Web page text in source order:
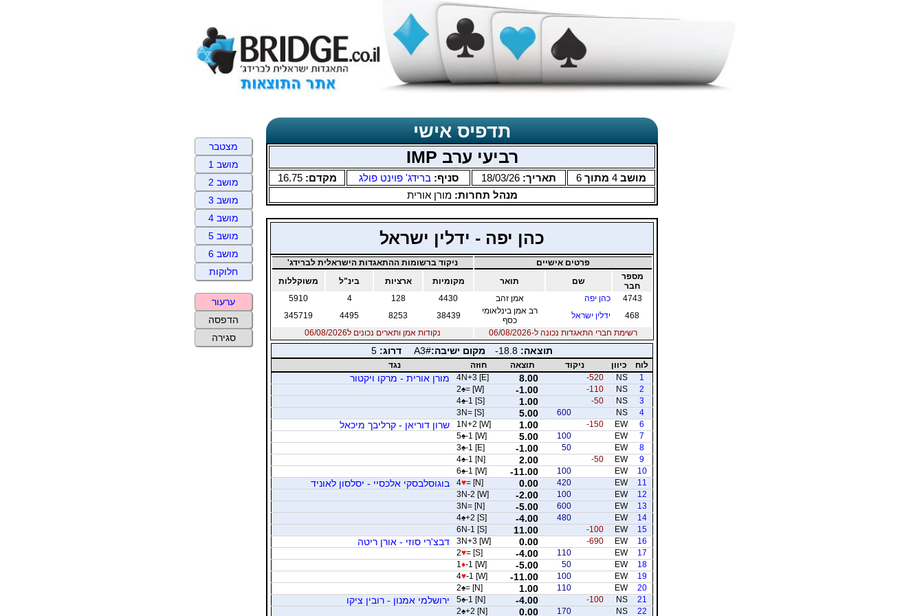
תדפיס אישי
רביעי ערב IMP
מושב 4 מתוך 6 תאריך: 18/03/26 סניף:ברידג' פוינט פולג מקדם:16.75
מנהל תחרות:מורן אורית
כהן יפה - ידלין ישראל
פרטים אישיים
ניקוד ברשומות ההתאגדות הישראלית לברידג'
מספר
חבר
שם תואר מקומיות ארציות בינ"ל
משוקללות
4743
כהן יפה אמן זהב 4430
128
4
5910
468
ידלין ישראל
רב אמן בינלאומי
כסף
38439
8253
4495
345719
רשימת חברי התאגדות נכונה ל-06/08/2026
נקודות אמן ותארים נכונים ל06/08/2026
תוצאה: -18.8 מקום ישיבה:A3# דרוג: 5
לוח כיוון ניקוד תוצאה חוזה
נגד
1
NS
-520
8.00
4N+3 [E] מורן אורית - מרקו ויקטור
2
NS
-110
-1.00
2♠= [W]
3
NS
-50
1.00
4♠-1 [S]
4
NS
600
5.00
3N= [S]
6
EW
-150
1.00
1N+2 [W] שרון דוריאן - קרליבך מיכאל
7
EW
100
5.00
5♠-1 [W]
8
EW
50
-1.00
3♠-1 [E]
9
EW
-50
2.00
4♠-1 [N]
10
EW
100
-11.00
6♠-1 [W]
11
EW
420
0.00
4♥= [N] בוגוסלבסקי אלכסיי - יסלסון לאוניד
12
EW
100
-2.00
3N-2 [W]
13
EW
600
-5.00
3N= [N]
14
EW
480
-4.00
4♠+2 [S]
15
EW
-100
11.00
6N-1 [S]
16
EW
-690
0.00
3N+3 [W] דבצ'רי סוזי - אורן ריטה
17
EW
110
-4.00
2♥= [S]
18
EW
50
-5.00
1 ♦-1 [W]
19
EW
100
-11.00
4♥-1 [W]
20
EW
110
1.00
2♠= [N]
21
NS
-100
-4.00
5♠-1 [N] ירושלמי אמנון - רובין ציקו
22
NS
170
0.00
2♠+2 [N]
מצטבר
מושב 1
מושב 2
מושב 3
מושב 4
מושב 5
מושב 6
חלוקות
ערעור
הדפסה
סגירה